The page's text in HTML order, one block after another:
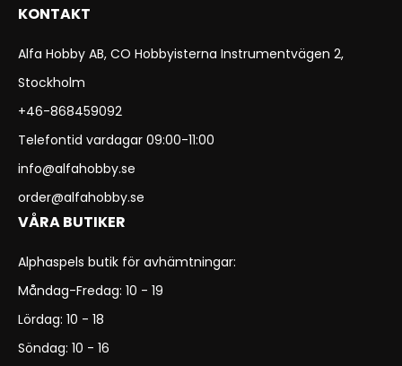
KONTAKT
Alfa Hobby AB, CO Hobbyisterna Instrumentvägen 2,
Stockholm
+46-868459092
Telefontid vardagar 09:00-11:00
info@alfahobby.se
order@alfahobby.se
VÅRA BUTIKER
Alphaspels butik för avhämtningar:
Måndag-Fredag: 10 - 19
Lördag: 10 - 18
Söndag: 10 - 16